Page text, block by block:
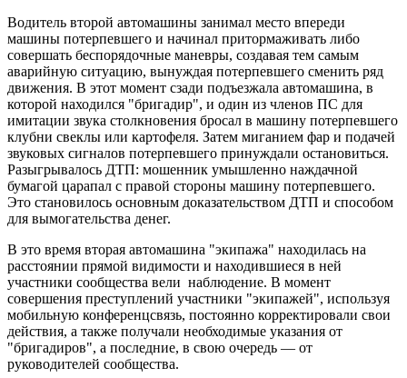
Водитель второй автомашины занимал место впереди
машины потерпевшего и начинал притормаживать либо
совершать беспорядочные маневры, создавая тем самым
аварийную ситуацию, вынуждая потерпевшего сменить ряд
движения. В этот момент сзади подъезжала автомашина, в
которой находился "бригадир", и один из членов ПС для
имитации звука столкновения бросал в машину потерпевшего
клубни свеклы или картофеля. Затем миганием фар и подачей
звуковых сигналов потерпевшего принуждали остановиться.
Разыгрывалось ДТП: мошенник умышленно наждачной
бумагой царапал с правой стороны машину потерпевшего.
Это становилось основным доказательством ДТП и способом
для вымогательства денег.
В это время вторая автомашина "экипажа" находилась на
расстоянии прямой видимости и находившиеся в ней
участники сообщества вели наблюдение. В момент
совершения преступлений участники "экипажей", используя
мобильную конференцсвязь, постоянно корректировали свои
действия, а также получали необходимые указания от
"бригадиров", а последние, в свою очередь — от
руководителей сообщества.